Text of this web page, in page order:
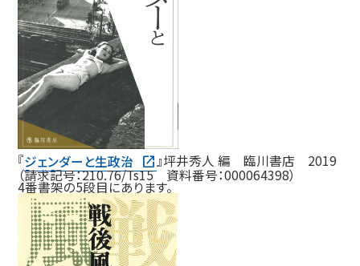
『ジェンダーと生政治 』坪井秀人 編 臨川書店 2019
（請求記号：210.76/Ts15 資料番号：000064398）
4番書架の5段目にあります。